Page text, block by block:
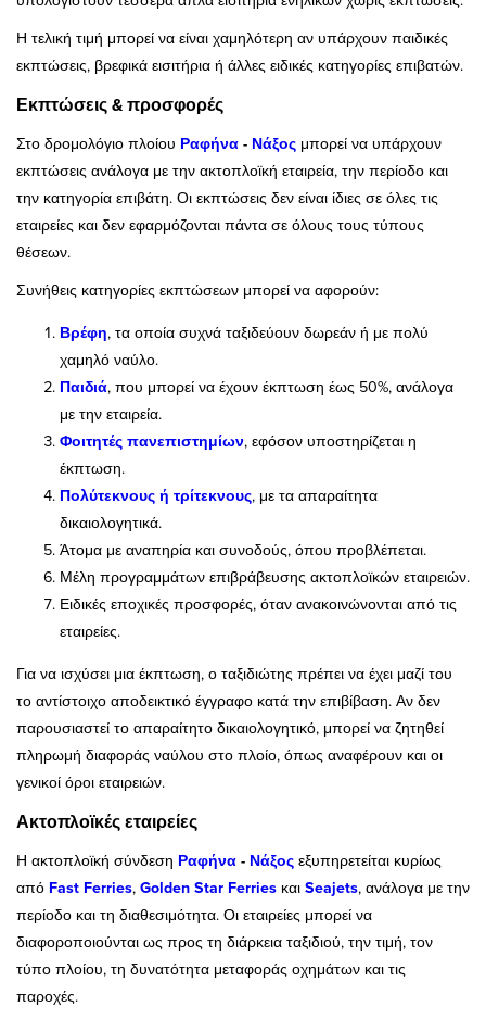
Η τελική τιμή μπορεί να είναι χαμηλότερη αν υπάρχουν παιδικές
εκπτώσεις, βρεφικά εισιτήρια ή άλλες ειδικές κατηγορίες επιβατών.
Εκπτώσεις & προσφορές
Στο δρομολόγιο πλοίου Ραφήνα - Νάξος μπορεί να υπάρχουν
εκπτώσεις ανάλογα με την ακτοπλοϊκή εταιρεία, την περίοδο και
την κατηγορία επιβάτη. Οι εκπτώσεις δεν είναι ίδιες σε όλες τις
εταιρείες και δεν εφαρμόζονται πάντα σε όλους τους τύπους
θέσεων.
Συνήθεις κατηγορίες εκπτώσεων μπορεί να αφορούν:
Βρέφη, τα οποία συχνά ταξιδεύουν δωρεάν ή με πολύ
χαμηλό ναύλο.
Παιδιά, που μπορεί να έχουν έκπτωση έως 50%, ανάλογα
με την εταιρεία.
Φοιτητές πανεπιστημίων, εφόσον υποστηρίζεται η
έκπτωση.
Πολύτεκνους ή τρίτεκνους, με τα απαραίτητα
δικαιολογητικά.
Άτομα με αναπηρία και συνοδούς, όπου προβλέπεται.
Μέλη προγραμμάτων επιβράβευσης ακτοπλοϊκών εταιρειών.
Ειδικές εποχικές προσφορές, όταν ανακοινώνονται από τις
εταιρείες.
Για να ισχύσει μια έκπτωση, ο ταξιδιώτης πρέπει να έχει μαζί του
το αντίστοιχο αποδεικτικό έγγραφο κατά την επιβίβαση. Αν δεν
παρουσιαστεί το απαραίτητο δικαιολογητικό, μπορεί να ζητηθεί
πληρωμή διαφοράς ναύλου στο πλοίο, όπως αναφέρουν και οι
γενικοί όροι εταιρειών.
Ακτοπλοϊκές εταιρείες
Η ακτοπλοϊκή σύνδεση Ραφήνα - Νάξος εξυπηρετείται κυρίως
από Fast Ferries, Golden Star Ferries και Seajets, ανάλογα με την
περίοδο και τη διαθεσιμότητα. Οι εταιρείες μπορεί να
διαφοροποιούνται ως προς τη διάρκεια ταξιδιού, την τιμή, τον
τύπο πλοίου, τη δυνατότητα μεταφοράς οχημάτων και τις
παροχές.